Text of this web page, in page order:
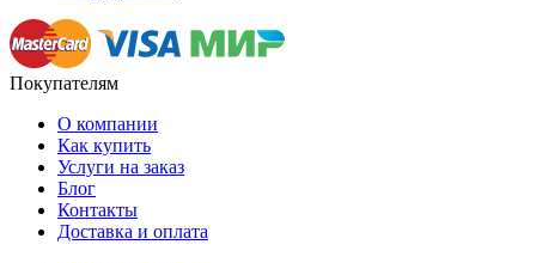
Покупателям
О компании
Как купить
Услуги на заказ
Блог
Контакты
Доставка и оплата